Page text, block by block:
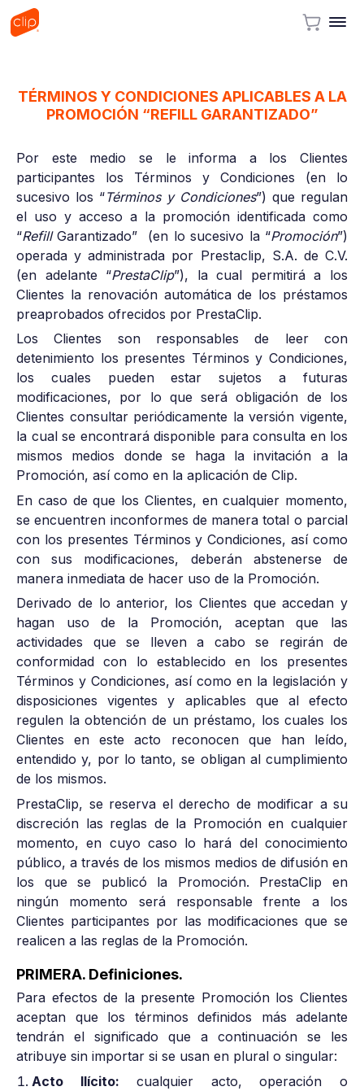
TÉRMINOS Y CONDICIONES APLICABLES A LA
PROMOCIÓN “REFILL GARANTIZADO”
Por este medio se le informa a los Clientes
participantes los Términos y Condiciones (en lo
sucesivo los “Términos y Condiciones”) que regulan
el uso y acceso a la promoción identificada como
“RefillGarantizado” (en lo sucesivo la “Promoción”)
operada y administrada por Prestaclip, S.A. de C.V.
(en adelante “PrestaClip”), la cual permitirá a los
Clientes la renovación automática de los préstamos
preaprobados ofrecidos por PrestaClip.
Los Clientes son responsables de leer con
detenimiento los presentes Términos y Condiciones,
los cuales pueden estar sujetos a futuras
modificaciones, por lo que será obligación de los
Clientes consultar periódicamente la versión vigente,
la cual se encontrará disponible para consulta en los
mismos medios donde se haga la invitación a la
Promoción, así como en la aplicación de Clip.
En caso de que los Clientes, en cualquier momento,
se encuentren inconformes de manera total o parcial
con los presentes Términos y Condiciones, así como
con sus modificaciones, deberán abstenerse de
manera inmediata de hacer uso de la Promoción.
Derivado de lo anterior, los Clientes que accedan y
hagan uso de la Promoción, aceptan que las
actividades que se lleven a cabo se regirán de
conformidad con lo establecido en los presentes
Términos y Condiciones, así como en la legislación y
disposiciones vigentes y aplicables que al efecto
regulen la obtención de un préstamo, los cuales los
Clientes en este acto reconocen que han leído,
entendido y, por lo tanto, se obligan al cumplimiento
de los mismos.
PrestaClip, se reserva el derecho de modificar a su
discreción las reglas de la Promoción en cualquier
momento, en cuyo caso lo hará del conocimiento
público, a través de los mismos medios de difusión en
los que se publicó la Promoción. PrestaClip en
ningún momento será responsable frente a los
Clientes participantes por las modificaciones que se
realicen a las reglas de la Promoción.
PRIMERA. Definiciones.
Para efectos de la presente Promoción los Clientes
aceptan que los términos definidos más adelante
tendrán el significado que a continuación se les
atribuye sin importar si se usan en plural o singular:
Acto Ilícito: cualquier acto, operación o